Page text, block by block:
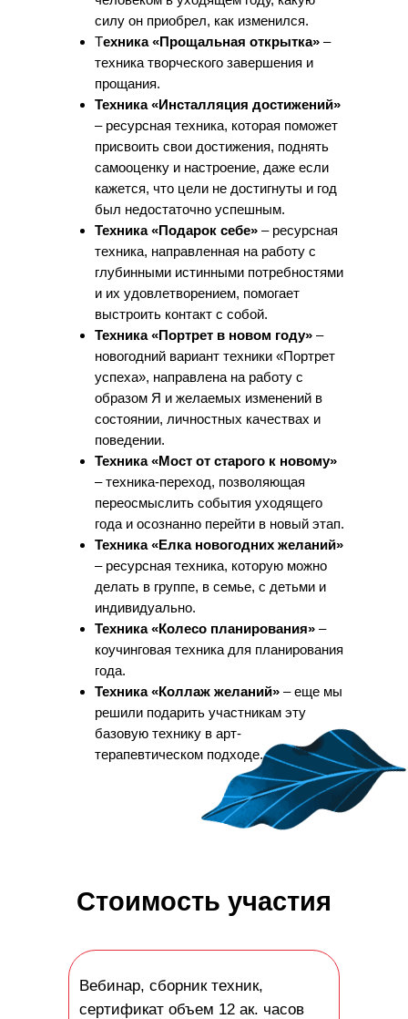
силу он приобрел, как изменился.
Техника «Прощальная открытка» –
техника творческого завершения и
прощания.
Техника «Инсталляция достижений»
– ресурсная техника, которая поможет
присвоить свои достижения, поднять
самооценку и настроение, даже если
кажется, что цели не достигнуты и год
был недостаточно успешным.
Техника «Подарок себе» – ресурсная
техника, направленная на работу с
глубинными истинными потребностями
и их удовлетворением, помогает
выстроить контакт с собой.
Техника «Портрет в новом году» –
новогодний вариант техники «Портрет
успеха», направлена на работу с
образом Я и желаемых изменений в
состоянии, личностных качествах и
поведении.
Техника «Мост от старого к новому»
– техника-переход, позволяющая
переосмыслить события уходящего
года и осознанно перейти в новый этап.
Техника «Елка новогодних желаний»
– ресурсная техника, которую можно
делать в группе, в семье, с детьми и
индивидуально.
Техника «Колесо планирования» –
коучинговая техника для планирования
года.
Техника «Коллаж желаний» – еще мы
решили подарить участникам эту
базовую технику в арт-
терапевтическом подходе.
Стоимость участия
Вебинар, сборник техник,
сертификат объем 12 ак. часов